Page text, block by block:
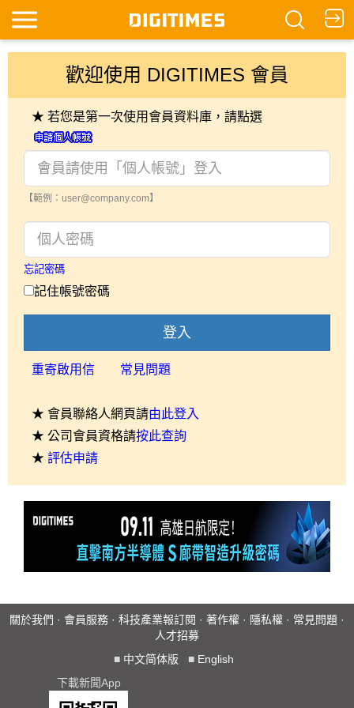
歡迎使用 DIGITIMES 會員
★ 若您是第一次使用會員資料庫，請點選
【範例：user@company.com】
忘記密碼
記住帳號密碼
登入
重寄啟用信 常見問題
★ 會員聯絡人網頁請由此登入
★ 公司會員資格請按此查詢
★ 評估申請
關於我們 · 會員服務 · 科技產業報訂閱 · 著作權 · 隱私權 · 常見問題 ·
人才招募
■ 中文简体版 ■ English
下載新聞App